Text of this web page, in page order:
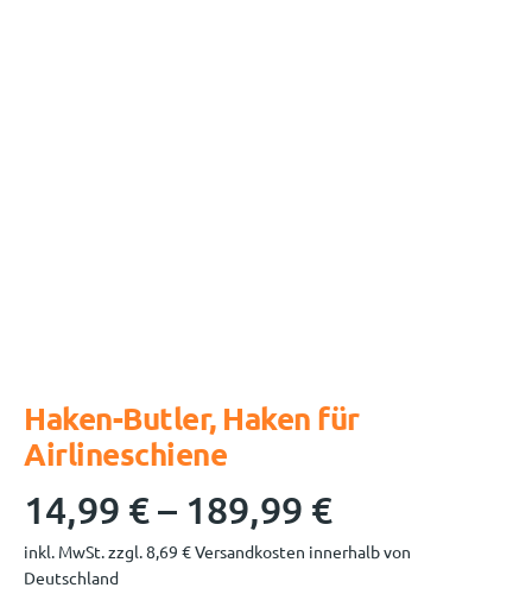
Haken-Butler, Haken für
Airlineschiene
14,99 €– 189,99 €
inkl. MwSt.zzgl.8,69 €Versandkosten innerhalb von
Deutschland